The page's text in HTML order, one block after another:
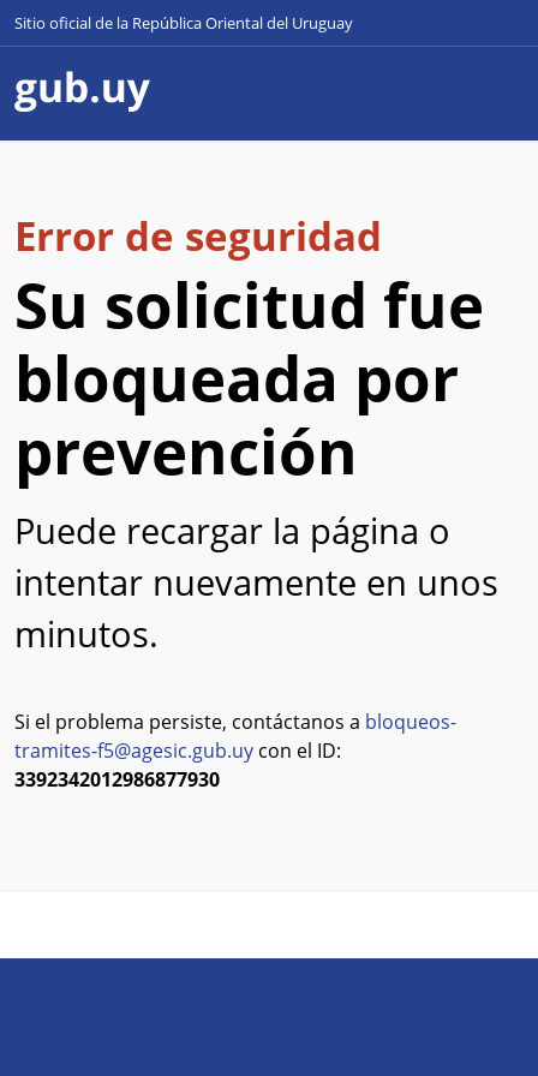
Sitio oficial de la República Oriental del Uruguay
Error de seguridad
Su solicitud fue
bloqueada por
prevención
Puede recargar la página o
intentar nuevamente en unos
minutos.
Si el problema persiste, contáctanos a bloqueos-
tramites-f5@agesic.gub.uy con el ID:
3392342012986877930